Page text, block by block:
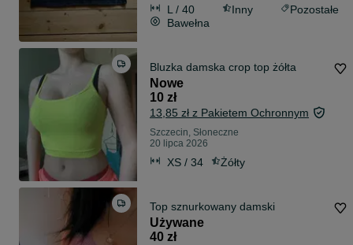
L / 40 Inny
Pozostałe
Bawełna
Bluzka damska crop top żółta
Nowe
10 zł
13,85 zł z Pakietem Ochronnym
Szczecin, Słoneczne
20 lipca 2026
XS / 34 Żółty
Top sznurkowany damski
Używane
40 zł